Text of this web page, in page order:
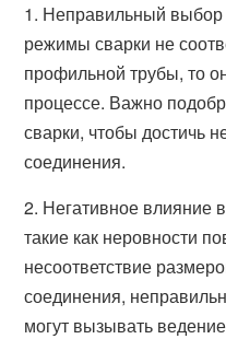
1. Неправильный
режимы сварки не
профильной трубы, то
процессе. Важно
сварки, чтобы достичь
соединения.
2. Негативное влияние
такие как неровности
несоответствие
соединения,
могут вызывать